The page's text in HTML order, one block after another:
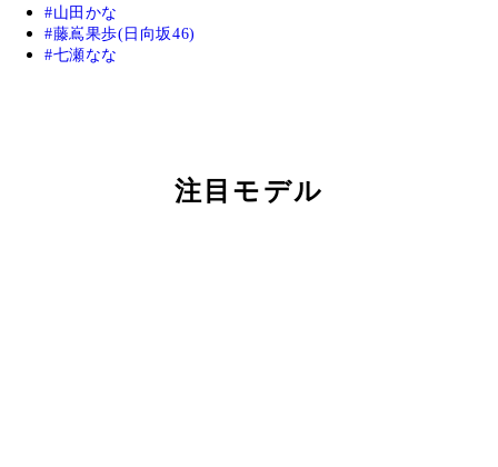
山田かな
藤嶌果歩(日向坂46)
七瀬なな
注目モデル